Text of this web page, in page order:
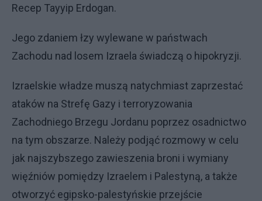
Recep Tayyip Erdogan.
Jego zdaniem łzy wylewane w państwach
Zachodu nad losem Izraela świadczą o hipokryzji.
Izraelskie władze muszą natychmiast zaprzestać
ataków na Strefę Gazy i terroryzowania
Zachodniego Brzegu Jordanu poprzez osadnictwo
na tym obszarze. Należy podjąć rozmowy w celu
jak najszybszego zawieszenia broni i wymiany
więźniów pomiędzy Izraelem i Palestyną, a także
otworzyć egipsko-palestyńskie przejście